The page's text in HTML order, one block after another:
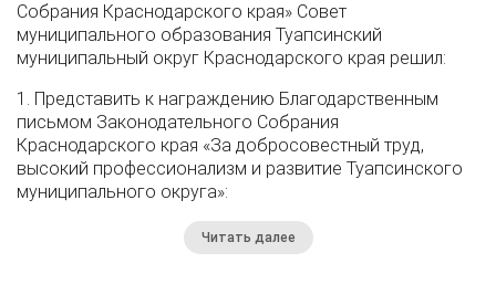
Собрания Краснодарского края» Совет
муниципального образования Туапсинский
муниципальный округ Краснодарского края решил:
1. Представить к награждению Благодарственным
письмом Законодательного Собрания
Краснодарского края «За добросовестный труд,
высокий профессионализм и развитие Туапсинского
муниципального округа»:
Читать далее